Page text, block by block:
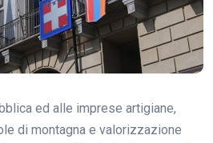
ed alle imprese artigiane,
di montagna e valorizzazione